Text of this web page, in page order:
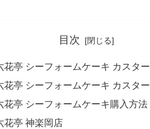
目次
花亭 シーフォームケーキ カスタ
花亭 シーフォームケーキ カスタ
花亭 シーフォームケーキ購入方法
花亭 神楽岡店